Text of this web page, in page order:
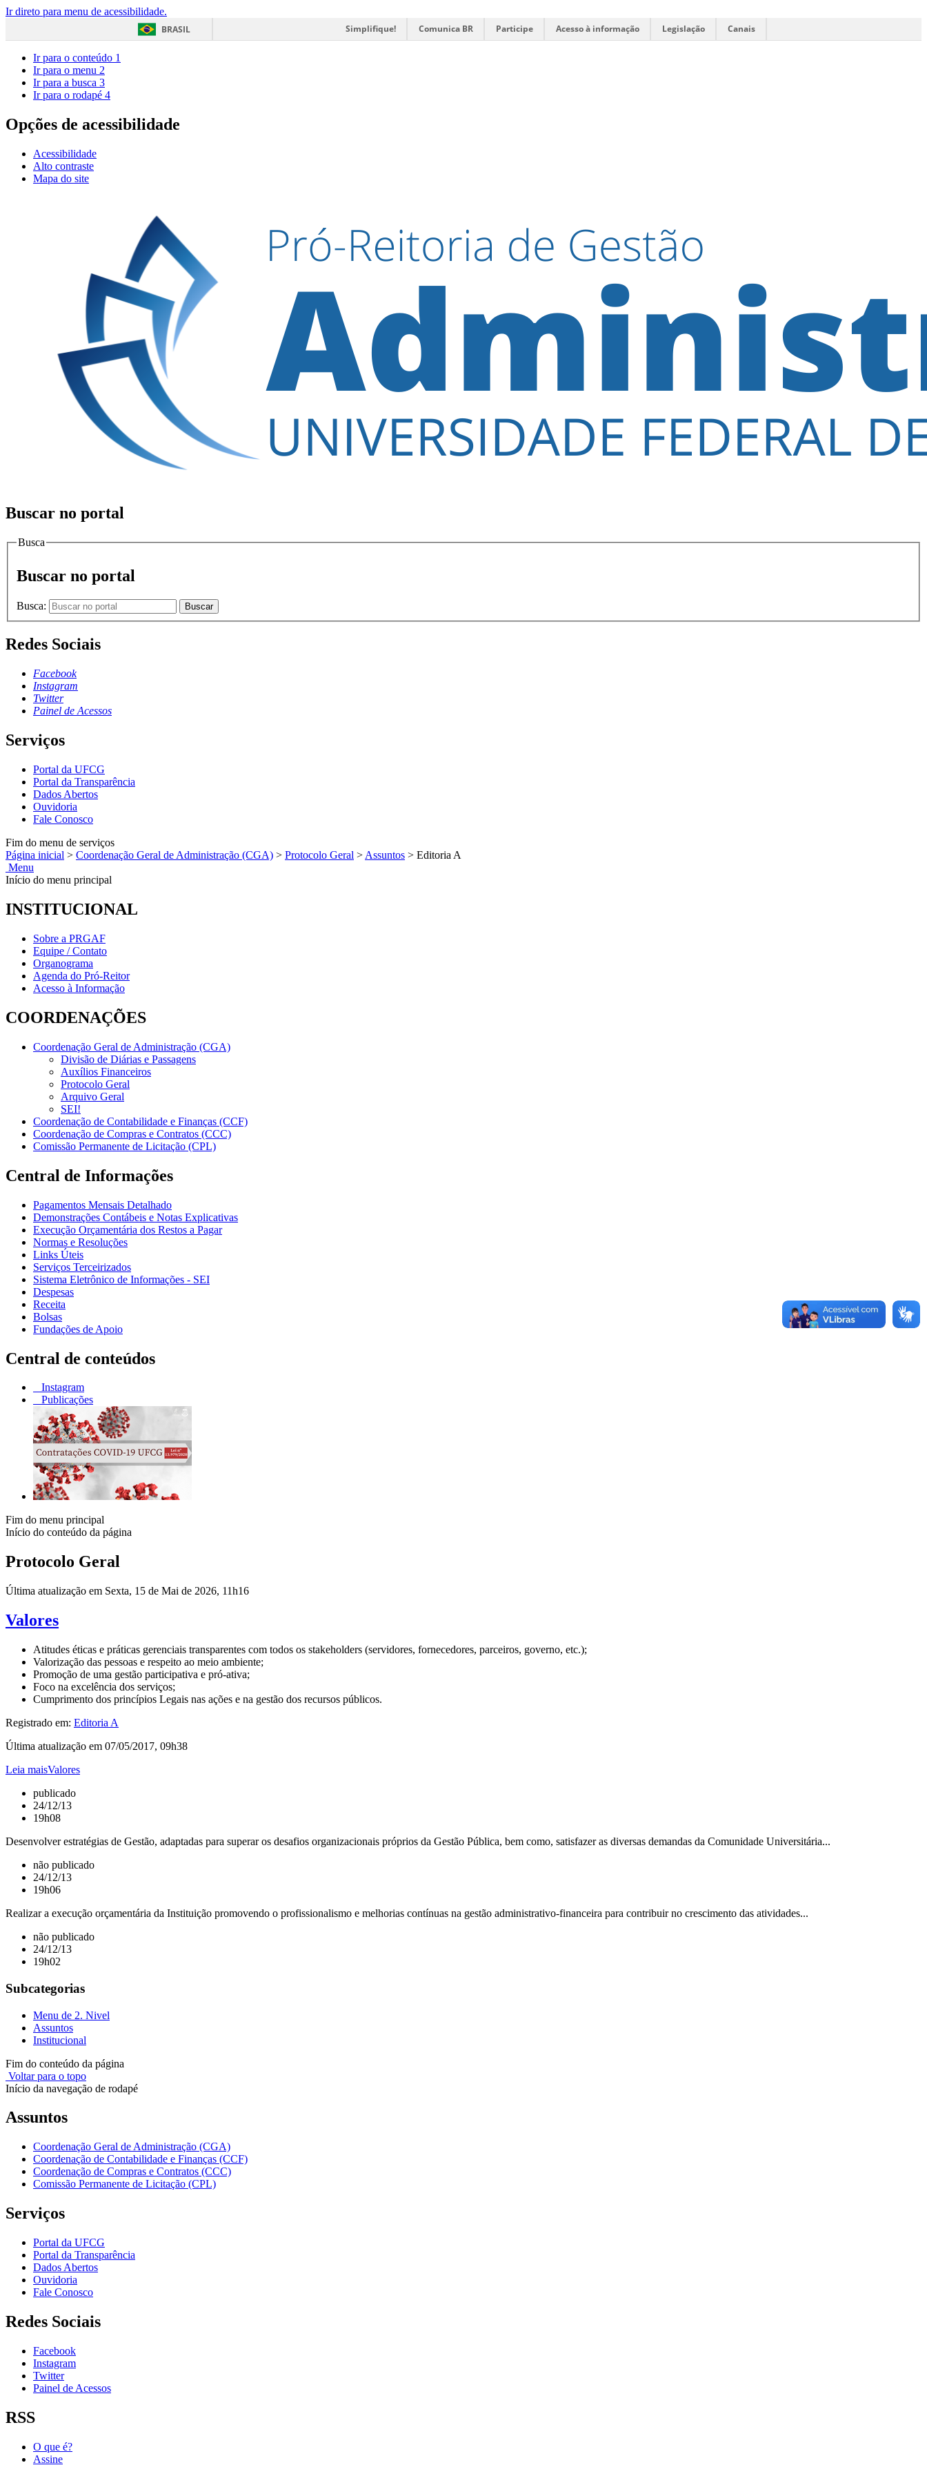
Ir direto para menu de acessibilidade.
BRASIL
Simplifique! Comunica BR Participe Acesso à informação Legislação Canais
Ir para o conteúdo 1
Ir para o menu 2
Ir para a busca 3
Ir para o rodapé 4
Opções de acessibilidade
Acessibilidade
Alto contraste
Mapa do site
Buscar no portal
Busca
Buscar no portal
Busca: Buscar
Redes Sociais
Facebook
Instagram
Twitter
Painel de Acessos
Serviços
Portal da UFCG
Portal da Transparência
Dados Abertos
Ouvidoria
Fale Conosco
Fim do menu de serviços
Página inicial > Coordenação Geral de Administração (CGA) > Protocolo Geral > Assuntos > Editoria A
Menu
Início do menu principal
INSTITUCIONAL
Sobre a PRGAF
Equipe / Contato
Organograma
Agenda do Pró-Reitor
Acesso à Informação
COORDENAÇÕES
Coordenação Geral de Administração (CGA)
Divisão de Diárias e Passagens
Auxílios Financeiros
Protocolo Geral
Arquivo Geral
SEI!
Coordenação de Contabilidade e Finanças (CCF)
Coordenação de Compras e Contratos (CCC)
Comissão Permanente de Licitação (CPL)
Central de Informações
Pagamentos Mensais Detalhado
Demonstrações Contábeis e Notas Explicativas
Execução Orçamentária dos Restos a Pagar
Normas e Resoluções
Links Úteis
Serviços Terceirizados
Sistema Eletrônico de Informações - SEI
Despesas
Receita
Bolsas
Fundações de Apoio
Central de conteúdos
Instagram
Publicações
Fim do menu principal
Início do conteúdo da página
Protocolo Geral
Última atualização em Sexta, 15 de Mai de 2026, 11h16
Valores
Atitudes éticas e práticas gerenciais transparentes com todos os stakeholders (servidores, fornecedores, parceiros, governo, etc.);
Valorização das pessoas e respeito ao meio ambiente;
Promoção de uma gestão participativa e pró-ativa;
Foco na excelência dos serviços;
Cumprimento dos princípios Legais nas ações e na gestão dos recursos públicos.
Registrado em: Editoria A
Última atualização em 07/05/2017, 09h38
Leia maisValores
publicado
24/12/13
19h08
Desenvolver estratégias de Gestão, adaptadas para superar os desafios organizacionais próprios da Gestão Pública, bem como, satisfazer as diversas demandas da Comunidade Universitária...
não publicado
24/12/13
19h06
Realizar a execução orçamentária da Instituição promovendo o profissionalismo e melhorias contínuas na gestão administrativo-financeira para contribuir no crescimento das atividades...
não publicado
24/12/13
19h02
Subcategorias
Menu de 2. Nivel
Assuntos
Institucional
Fim do conteúdo da página
Voltar para o topo
Início da navegação de rodapé
Assuntos
Coordenação Geral de Administração (CGA)
Coordenação de Contabilidade e Finanças (CCF)
Coordenação de Compras e Contratos (CCC)
Comissão Permanente de Licitação (CPL)
Serviços
Portal da UFCG
Portal da Transparência
Dados Abertos
Ouvidoria
Fale Conosco
Redes Sociais
Facebook
Instagram
Twitter
Painel de Acessos
RSS
O que é?
Assine